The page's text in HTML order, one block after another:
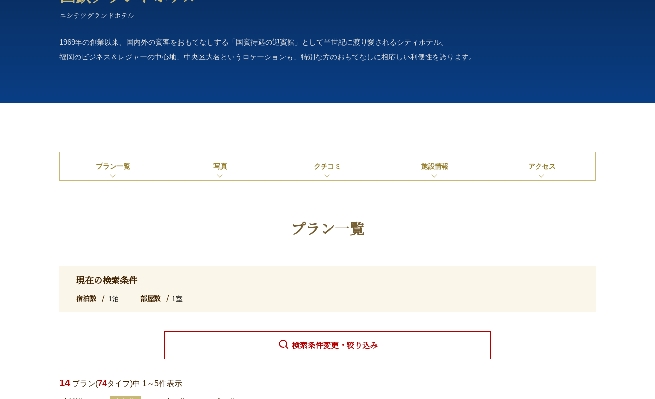
ニシテツグランドホテル
1969年の創業以来、国内外の賓客をおもてなしする「国賓待遇の迎賓館」として半世紀に渡り愛されるシティホテル。
福岡のビジネス＆レジャーの中心地、中央区大名というロケーションも、特別な方のおもてなしに相応しい利便性を誇ります。
プラン一覧 写真 クチコミ 施設情報 アクセス
プラン一覧
現在の検索条件
宿泊数 1泊 部屋数 1室
検索条件変更・絞り込み
14 プラン(74タイプ)中 1～5件表示